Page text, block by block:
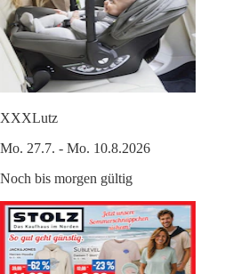
XXXLutz
Mo. 27.7. - Mo. 10.8.2026
Noch bis morgen gültig